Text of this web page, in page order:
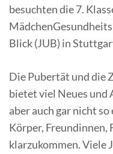
besuchten die 7.
Blick (JUB) in
Die Pubertät und die
bietet viel Neues und
aber auch gar nicht
Körper, Freundinnen,
klarzukommen. Viele